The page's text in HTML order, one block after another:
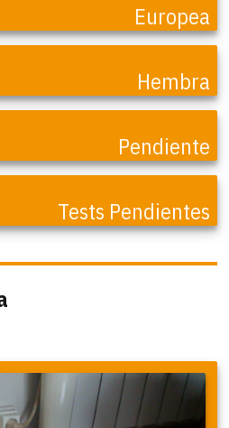
Europea
Hembra
Pendiente
Tests Pendientes